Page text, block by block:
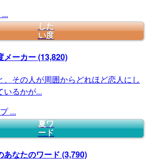
...
した
い度
メーカー(13,820)
、その人が周囲からどれほど恋人にし
いるかが...
...
夏ワ
ード
あなたのワード (3,790)